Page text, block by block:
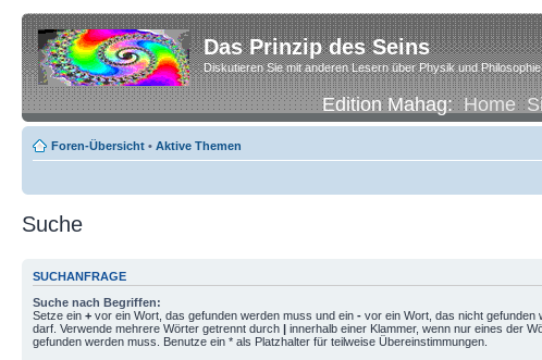
Das Prinzip des Seins
Diskutieren Sie mit anderen Lesern über Physik und Philosophie
Edition Mahag:Home
Foren-Übersicht • Aktive Themen
Suche
SUCHANFRAGE
Suche nach Begriffen:
Setze ein + vor ein Wort, das gefunden werden muss und ein - vor ein Wort, das nicht gefunden
darf. Verwende mehrere Wörter getrennt durch | innerhalb einer Klammer, wenn nur eines der
gefunden werden muss. Benutze ein * als Platzhalter für teilweise Übereinstimmungen.